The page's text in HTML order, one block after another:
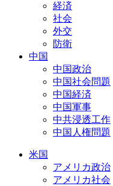
経済
社会
外交
防衛
中国
中国政治
中国社会問題
中国経済
中国軍事
中共浸透工作
中国人権問題
米国
アメリカ政治
アメリカ社会